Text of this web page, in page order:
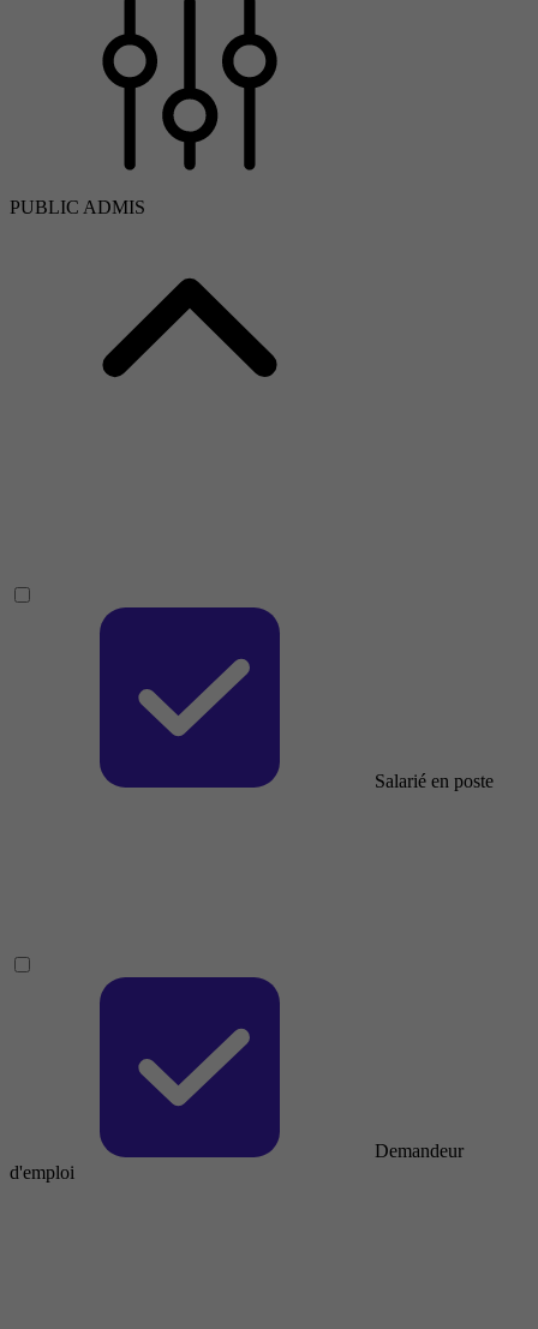
PUBLIC ADMIS
Salarié en poste
Demandeur
d'emploi